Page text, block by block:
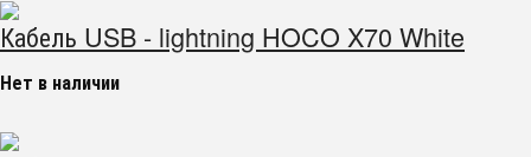
Кабель USB - lightning HOCO X70 White
Нет в наличии